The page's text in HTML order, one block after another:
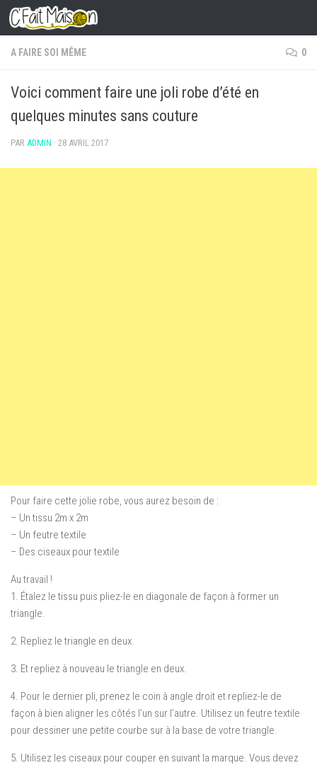
Skip to content
A FAIRE SOI MÊME 0
Voici comment faire une joli robe d’été en
quelques minutes sans couture
PAR ADMIN · 28 AVRIL 2017
Pour faire cette jolie robe, vous aurez besoin de :
– Un tissu 2m x 2m
– Un feutre textile
– Des ciseaux pour textile
Au travail !
1. Étalez le tissu puis pliez-le en diagonale de façon à former un
triangle.
2. Repliez le triangle en deux.
3. Et repliez à nouveau le triangle en deux.
4. Pour le dernier pli, prenez le coin à angle droit et repliez-le de
façon à bien aligner les côtés l’un sur l’autre. Utilisez un feutre textile
pour dessiner une petite courbe sur à la base de votre triangle.
5. Utilisez les ciseaux pour couper en suivant la marque. Vous devez